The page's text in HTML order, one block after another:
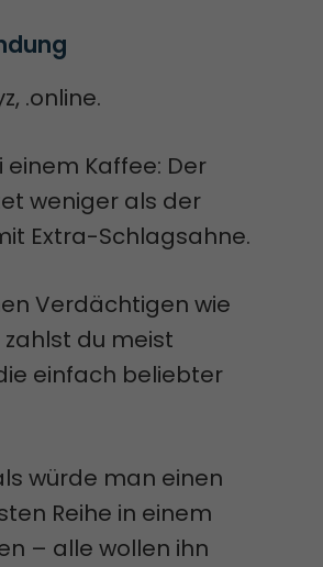
.online.
einem Kaffee: Der
weniger als der
Extra-Schlagsahne.
Verdächtigen wie
du meist
einfach beliebter
würde man einen
Reihe in einem
– alle wollen ihn